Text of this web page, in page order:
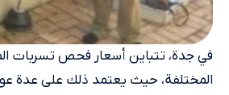
في جدة، تتباين أسعار فحص تسربات
المختلفة، حيث يعتمد ذلك على عدة